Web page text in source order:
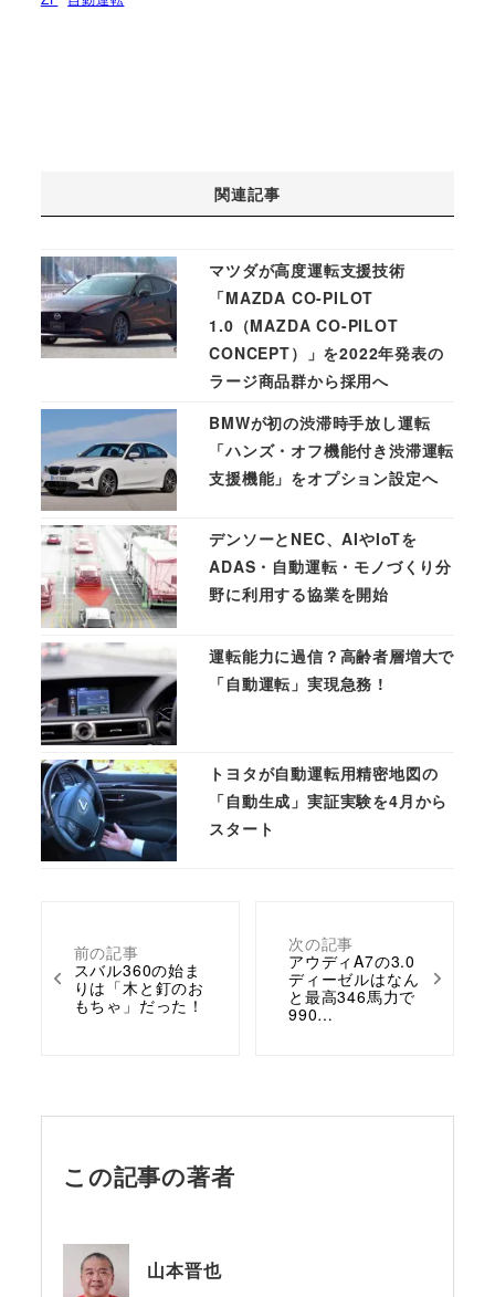
前の記事
スバル360の始ま
りは「木と釘のお
もちゃ」だった！
次の記事
アウディA7の3.0
ディーゼルはなん
と最高346馬力で
990…
関連記事
マツダが高度運転支援技術
「MAZDA CO-PILOT
1.0（MAZDA CO-PILOT
CONCEPT）」を2022年発表の
ラージ商品群から採用へ
BMWが初の渋滞時手放し運転
「ハンズ・オフ機能付き渋滞運転
支援機能」をオプション設定へ
デンソーとNEC、AIやIoTを
ADAS・自動運転・モノづくり分
野に利用する協業を開始
運転能力に過信？高齢者層増大で
「自動運転」実現急務 !
トヨタが自動運転用精密地図の
「自動生成」実証実験を4月から
スタート
この記事の著者
山本晋也